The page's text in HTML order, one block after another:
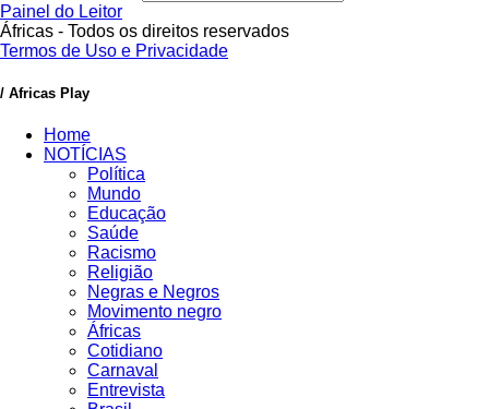
Painel do Leitor
Áfricas - Todos os direitos reservados
Termos de Uso e Privacidade
/ Africas Play
Home
NOTÍCIAS
Política
Mundo
Educação
Saúde
Racismo
Religião
Negras e Negros
Movimento negro
Áfricas
Cotidiano
Carnaval
Entrevista